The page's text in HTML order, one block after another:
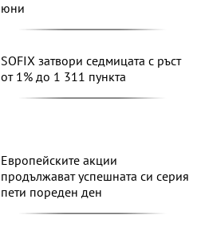
юни
SOFIX затвори седмицата с ръст
от 1% до 1 311 пункта
Европейските акции
продължават успешната си серия
пети пореден ден